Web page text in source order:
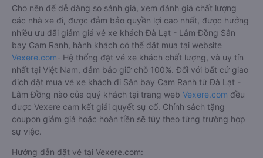
Cho nên để dễ dàng so sánh giá, xem đánh giá chất lượng
các nhà xe đi, được đảm bảo quyền lợi cao nhất, được hưởng
nhiều ưu đãi giảm giá vé xe khách Đà Lạt - Lâm Đồng Sân
bay Cam Ranh, hành khách có thể đặt mua tại website
Vexere.com- Hệ thống đặt vé xe khách chất lượng, và uy tín
nhất tại Việt Nam, đảm bảo giữ chỗ 100%. Đối với bất cứ giao
dịch đặt mua vé xe khách đi Sân bay Cam Ranh từ Đà Lạt -
Lâm Đồng nào của quý khách tại trang web Vexere.com đều
được Vexere cam kết giải quyết sự cố. Chính sách tặng
coupon giảm giá hoặc hoàn tiền sẽ tùy theo từng trường hợp
sự việc.
Hướng dẫn đặt vé tại Vexere.com: